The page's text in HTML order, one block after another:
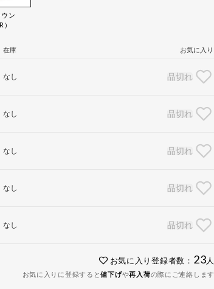
ン
）
在庫 お気に入り
なし 品切れ
なし 品切れ
なし 品切れ
なし 品切れ
なし 品切れ
お気に入り登録者数： 23 人
お気に入りに登録すると値下げや再入荷の際にご連絡します